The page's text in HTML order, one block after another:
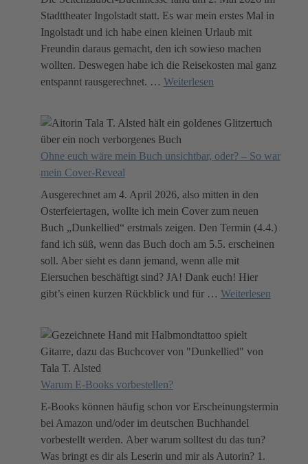
Stadttheater Ingolstadt statt. Es war mein erstes Mal in
Ingolstadt und ich habe einen kleinen Urlaub mit
Freundin daraus gemacht, den ich sowieso machen
wollten. Deswegen habe ich die Reisekosten mal ganz
entspannt rausgerechnet. … Weiterlesen
Ohne euch wäre mein Buch unsichtbar, oder? – So war
mein Cover-Reveal
Ausgerechnet am 4. April 2026, also mitten in den
Osterfeiertagen, wollte ich mein Cover zum neuen
Buch „Dunkellied“ erstmals zeigen. Den Termin (4.4.)
fand ich süß, wenn das Buch doch am 5.5. erscheinen
soll. Aber sieht es dann jemand, wenn alle mit
Eiersuchen beschäftigt sind? JA! Dank euch! Hier
gibt’s einen kurzen Rückblick und für … Weiterlesen
Warum E-Books vorbestellen?
E-Books können häufig schon vor Erscheinungstermin
bei Amazon und/oder im deutschen Buchhandel
vorbestellt werden. Aber warum solltest du das tun?
Was bringt es dir als Leserin und mir als Autorin? 1.